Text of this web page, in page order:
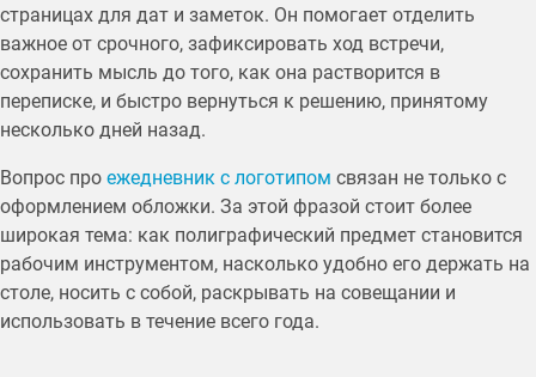
страницах для дат и заметок. Он помогает отделить
важное от срочного, зафиксировать ход встречи,
сохранить мысль до того, как она растворится в
переписке, и быстро вернуться к решению, принятому
несколько дней назад.
Вопрос про ежедневник с логотипом связан не только с
оформлением обложки. За этой фразой стоит более
широкая тема: как полиграфический предмет становится
рабочим инструментом, насколько удобно его держать на
столе, носить с собой, раскрывать на совещании и
использовать в течение всего года.